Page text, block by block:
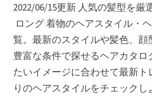
2022/06/15更新 人気の髪型を厳選ピックアップ
ロング 着物のヘアスタイル・
覧。最新のスタイルや髪色、顔
豊富な条件で探せるヘアカタロ
たいイメージに合わせて最新ト
りのヘアスタイルをチェックし